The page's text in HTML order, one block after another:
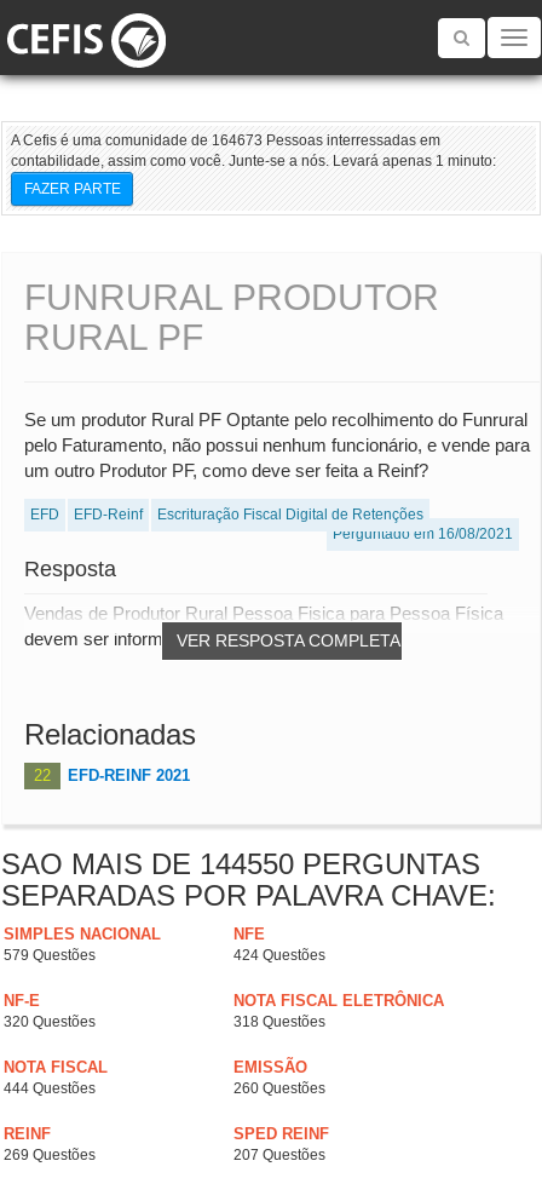
Toggle
A Cefis é uma comunidade de 164673 Pessoas interressadas em
contabilidade, assim como você. Junte-se a nós. Levará apenas 1 minuto:
FAZER PARTE
FUNRURAL PRODUTOR
RURAL PF
Se um produtor Rural PF Optante pelo recolhimento do Funrural
pelo Faturamento, não possui nenhum funcionário, e vende para
um outro Produtor PF, como deve ser feita a Reinf?
EFD EFD-Reinf
Escrituração Fiscal Digital de Retenções
Perguntado em 16/08/2021
Resposta
VER RESPOSTA COMPLETA
Vendas de Produtor Rural Pessoa Fisica para Pessoa Física
devem ser informadas no eSocial (Evento S-...
Relacionadas
22 EFD-REINF 2021
SAO MAIS DE 144550 PERGUNTAS
SEPARADAS POR PALAVRA CHAVE:
SIMPLES NACIONAL
579 Questões
NFE
424 Questões
NF-E
320 Questões
NOTA FISCAL ELETRÔNICA
318 Questões
NOTA FISCAL
444 Questões
EMISSÃO
260 Questões
REINF
269 Questões
SPED REINF
207 Questões